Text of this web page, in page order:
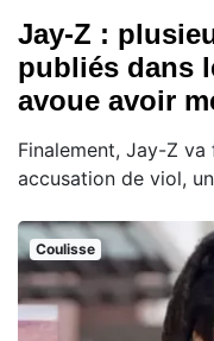
Jay-Z :
publiés dans
avoue avoir
Finalement, Jay-Z
accusation de viol,
Coulisse